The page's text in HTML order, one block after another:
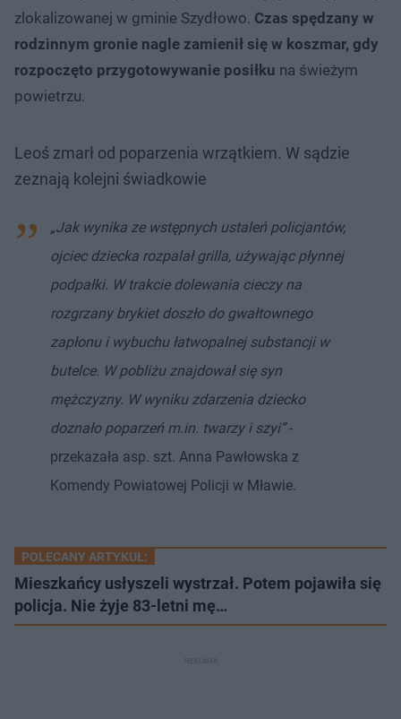
zlokalizowanej w gminie Szydłowo. Czas spędzany w
rodzinnym gronie nagle zamienił się w koszmar, gdy
rozpoczęto przygotowywanie posiłku na świeżym
powietrzu.
Leoś zmarł od poparzenia wrzątkiem. W sądzie
zeznają kolejni świadkowie
„Jak wynika ze wstępnych ustaleń policjantów,
ojciec dziecka rozpalał grilla, używając płynnej
podpałki. W trakcie dolewania cieczy na
rozgrzany brykiet doszło do gwałtownego
zapłonu i wybuchu łatwopalnej substancji w
butelce. W pobliżu znajdował się syn
mężczyzny. W wyniku zdarzenia dziecko
doznało poparzeń m.in. twarzy i szyi”-
przekazała asp. szt. Anna Pawłowska z
Komendy Powiatowej Policji w Mławie.
POLECANY ARTYKUŁ:
Mieszkańcy usłyszeli wystrzał. Potem pojawiła się
policja. Nie żyje 83-letni mę…